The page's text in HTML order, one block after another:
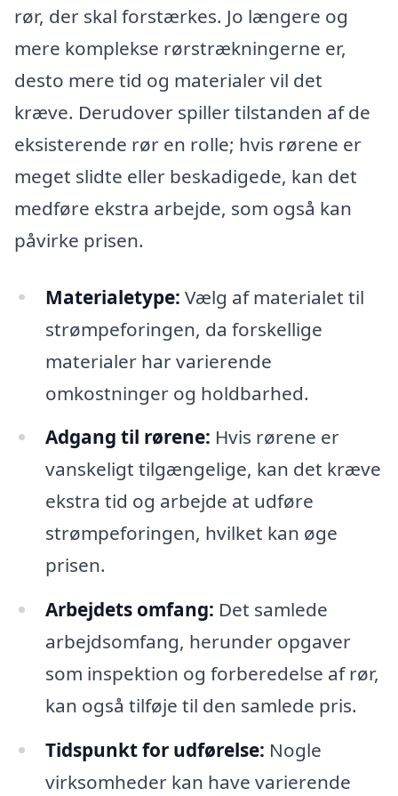
rør, der skal forstærkes. Jo længere og
mere komplekse rørstrækningerne er,
desto mere tid og materialer vil det
kræve. Derudover spiller tilstanden af de
eksisterende rør en rolle; hvis rørene er
meget slidte eller beskadigede, kan det
medføre ekstra arbejde, som også kan
påvirke prisen.
Materialetype: Vælg af materialet til
strømpeforingen, da forskellige
materialer har varierende
omkostninger og holdbarhed.
Adgang til rørene: Hvis rørene er
vanskeligt tilgængelige, kan det kræve
ekstra tid og arbejde at udføre
strømpeforingen, hvilket kan øge
prisen.
Arbejdets omfang: Det samlede
arbejdsomfang, herunder opgaver
som inspektion og forberedelse af rør,
kan også tilføje til den samlede pris.
Tidspunkt for udførelse: Nogle
virksomheder kan have varierende